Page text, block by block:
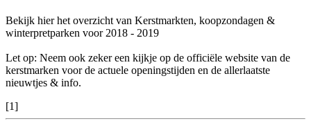
Bekijk hier het overzicht van Kerstmarkten, koopzondagen &
winterpretparken voor 2018 - 2019
Let op: Neem ook zeker een kijkje op de officiële website van de
kerstmarken voor de actuele openingstijden en de allerlaatste
nieuwtjes & info.
[1]